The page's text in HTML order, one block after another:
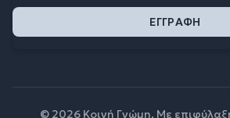
© 2026 Κοινή Γνώμη. Με